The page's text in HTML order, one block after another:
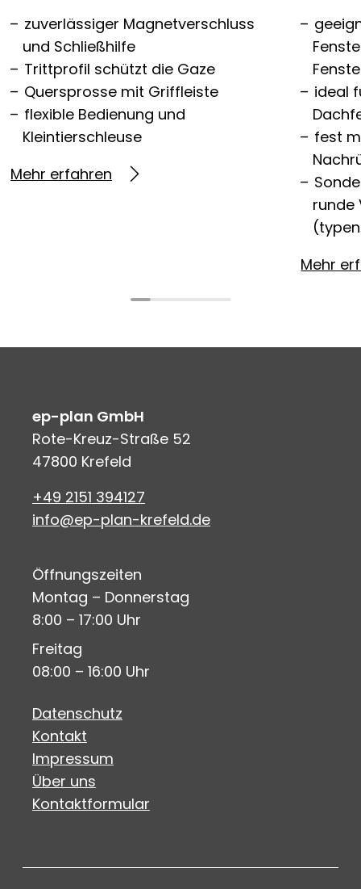
zuverlässiger Magnetverschluss
und Schließhilfe
Trittprofil schützt die Gaze
Quersprosse mit Griffleiste
flexible Bedienung und
Kleintierschleuse
Mehr erfahren
ideal
fest
runde
Mehr
ep-plan GmbH
Rote-Kreuz-Straße 52
47800 Krefeld
+49 2151 394127
info@ep-plan-krefeld.de
Öffnungszeiten
Montag – Donnerstag
8:00 – 17:00 Uhr
Freitag
08:00 – 16:00 Uhr
Datenschutz
Kontakt
Impressum
Über uns
Kontaktformular